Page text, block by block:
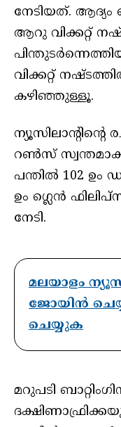
നേടിയത്. ആദ്യം
ആറു വിക്കറ്റ്
വിക്കറ്റ്
കഴിഞ്ഞുള്ളൂ.
ന്യൂസിലാന്റിന്റെ
റൺസ്
പന്തിൽ 102 ഉം
ഉം ഗ്ലെൻ
നേടി.
മലയാളം
ജോയിൻ
ചെയ്യുക
മറുപടി